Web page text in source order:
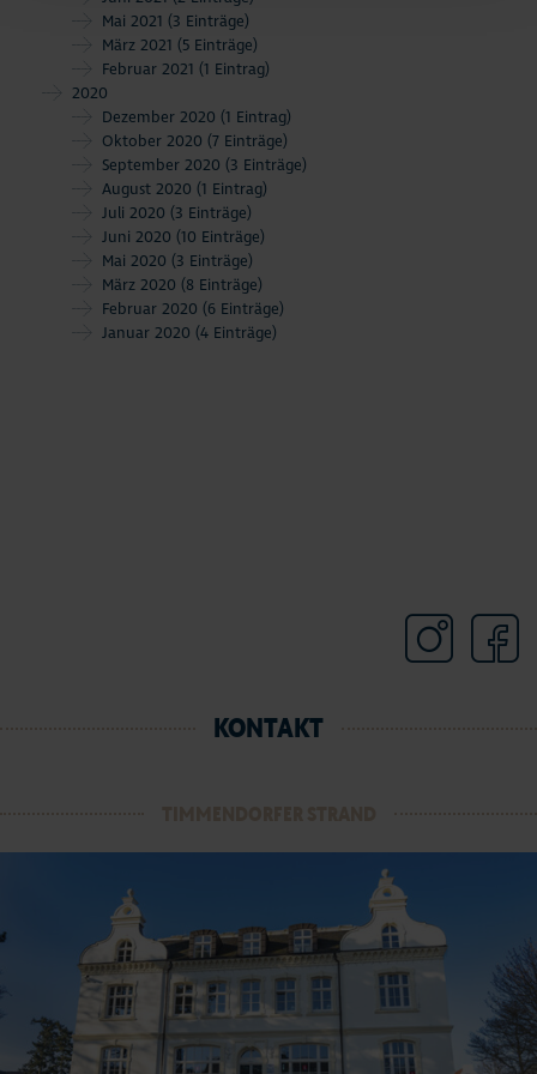
Mai 2021 (3 Einträge)
März 2021 (5 Einträge)
Februar 2021 (1 Eintrag)
2020
Dezember 2020 (1 Eintrag)
Oktober 2020 (7 Einträge)
September 2020 (3 Einträge)
August 2020 (1 Eintrag)
Juli 2020 (3 Einträge)
Juni 2020 (10 Einträge)
Mai 2020 (3 Einträge)
März 2020 (8 Einträge)
Februar 2020 (6 Einträge)
Januar 2020 (4 Einträge)
KONTAKT